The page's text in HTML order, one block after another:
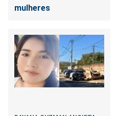
mulheres